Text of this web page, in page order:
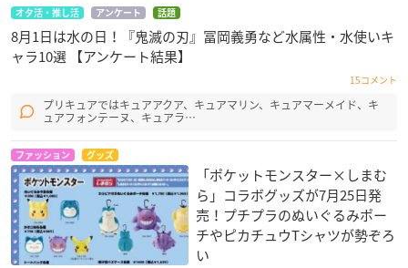
オタ活・推し活 アンケート 話題
8月1日は水の日！『鬼滅の刃』冨岡義勇など水属性・水使いキ
ャラ10選 【アンケート結果】
15コメント
プリキュアではキュアアクア、キュアマリン、キュアマーメイド、キ
ュアフォンテーヌ、キュアラ…
ファッション グッズ
「ポケットモンスター×しまむ
ら」コラボグッズが7月25日発
売！プチプラのぬいぐるみポー
チやピカチュウTシャツが勢ぞろ
い